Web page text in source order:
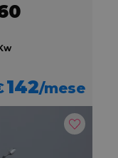
142/mese